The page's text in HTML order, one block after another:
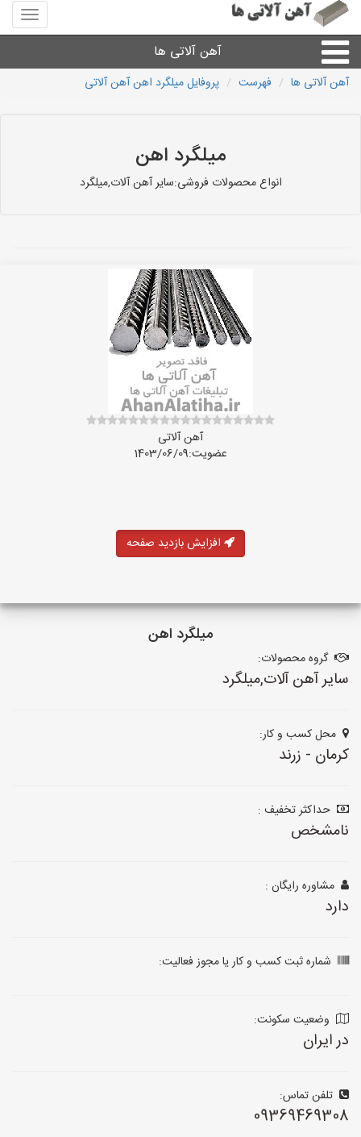
منوی
سایت
آلاتی
آهن آلاتی ها
ورق
آهن آلاتی های شهرها
آهن آلاتی ها فهرست پروفایل میلگرد اهن آهن آلاتی
میلگرد اهن
انواع محصولات فروشی:سایر آهن آلات,میلگرد
آهن آلاتی
عضویت:1403/06/09
افزایش بازدید صفحه
میلگرد اهن
گروه محصولات:
سایر آهن آلات,میلگرد
محل کسب و کار:
کرمان - زرند
حداکثر تخفیف :
نامشخص
مشاوره رایگان :
دارد
شماره ثبت کسب و کار یا مجوز فعالیت:
وضعیت سکونت:
در ایران
تلفن تماس:
09369469308